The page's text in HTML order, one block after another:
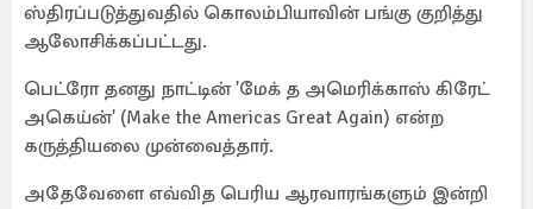
ஸ்திரப்படுத்துவதில் கொலம்பியாவின் பங்கு குறித்து
ஆலோசிக்கப்பட்டது.
பெட்ரோ தனது நாட்டின் 'மேக் த அமெரிக்காஸ் கிரேட்
அகெய்ன்' (Make the Americas Great Again) என்ற
கருத்தியலை முன்வைத்தார்.
அதேவேளை எவ்வித பெரிய ஆரவாரங்களும் இன்றி